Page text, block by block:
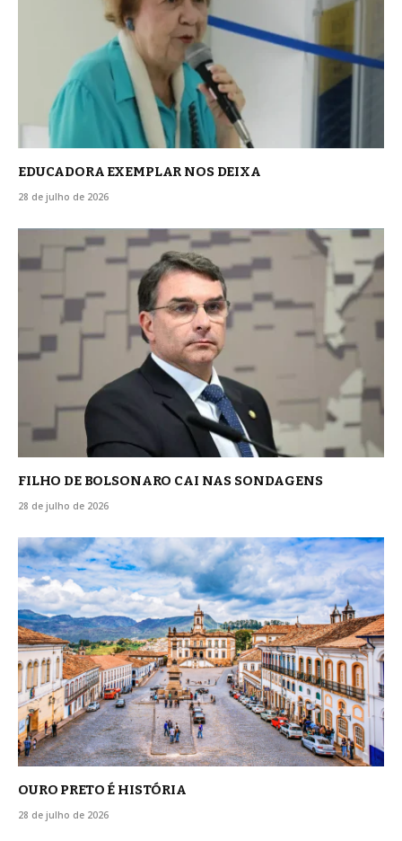
EDUCADORA EXEMPLAR NOS DEIXA
28 de julho de 2026
FILHO DE BOLSONARO CAI NAS SONDAGENS
28 de julho de 2026
OURO PRETO É HISTÓRIA
28 de julho de 2026